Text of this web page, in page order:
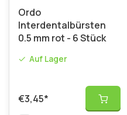
Ordo
Interdentalbürsten
0.5 mm rot - 6 Stück
Auf Lager
€3,45*